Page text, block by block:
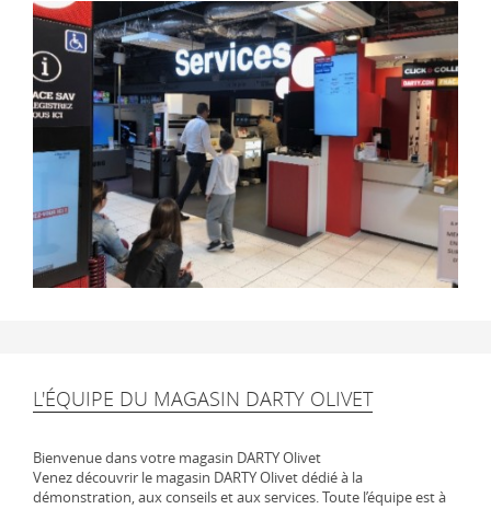
L'ÉQUIPE DU MAGASIN DARTY OLIVET
Bienvenue dans votre magasin DARTY Olivet
Venez découvrir le magasin DARTY Olivet dédié à la
démonstration, aux conseils et aux services. Toute l’équipe est à